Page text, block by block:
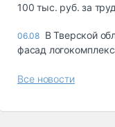
100 тыс. руб. за
06.08 В Тверской
фасад
Все новости